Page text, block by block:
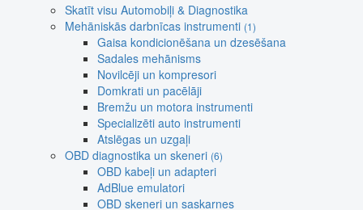
Skatīt visu Automobiļi & Diagnostika
Mehāniskās darbnīcas instrumenti (1)
Gaisa kondicionēšana un dzesēšana
Sadales mehānisms
Novilcēji un kompresori
Domkrati un pacēlāji
Bremžu un motora instrumenti
Specializēti auto instrumenti
Atslēgas un uzgaļi
OBD diagnostika un skeneri (6)
OBD kabeļi un adapteri
AdBlue emulatori
OBD skeneri un saskarnes